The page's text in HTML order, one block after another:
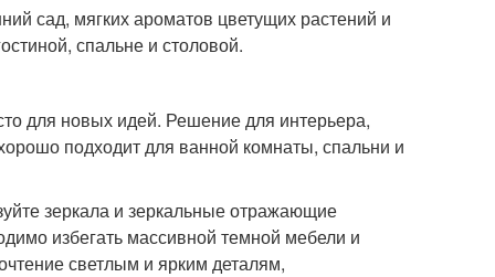
сад, мягких ароматов цветущих растений и
спальне и столовой.
для новых идей. Решение для интерьера,
подходит для ванной комнаты, спальни и
зеркала и зеркальные отражающие
избегать массивной темной мебели и
светлым и ярким деталям,